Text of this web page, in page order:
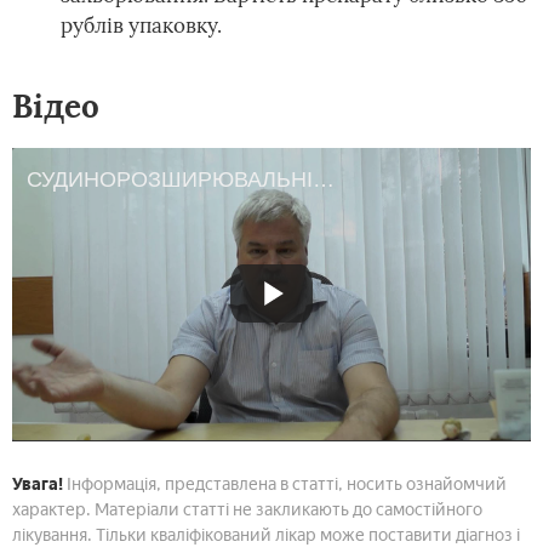
рублів упаковку.
Відео
СУДИНОРОЗШИРЮВАЛЬНІ ПРЕПАРАТИ. Потрібно розширювати судини медикаментами.
Увага! Інформація, представлена в статті, носить ознайомчий
характер. Матеріали статті не закликають до самостійного
лікування. Тільки кваліфікований лікар може поставити діагноз і